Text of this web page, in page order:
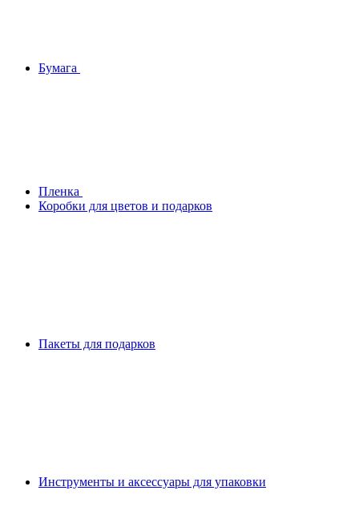
Бумага
Плeнка
Коробки для цветов и подарков
Пакеты для подарков
Инструменты и аксессуары для упаковки